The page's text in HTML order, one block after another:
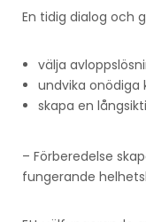
En tidig dialog och
välja
undvika onödiga
skapa en
– Förberedelse
fungerande